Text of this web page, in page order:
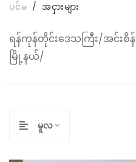
ပင်မ အငှားများ
ရန်ကုန်တိုင်းဒေသကြီး/အင်းစိန်
မြို့နယ်/
မူလ